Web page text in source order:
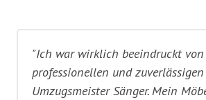
"Ich war wirklich beeindruckt
professionellen und
Umzugsmeister Sänger. Mein